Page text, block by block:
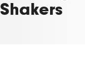
Shakers